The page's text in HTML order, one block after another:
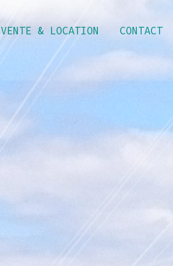
VENTE & LOCATION CONTACT